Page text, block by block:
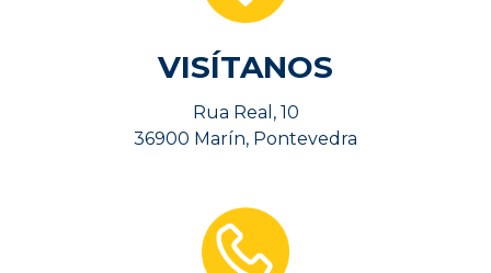
VISÍTANOS
Rua Real, 10
36900 Marín, Pontevedra